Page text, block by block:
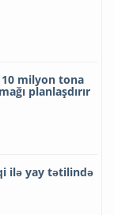
10 milyon tona
planlaşdırır
ilə yay tətilində